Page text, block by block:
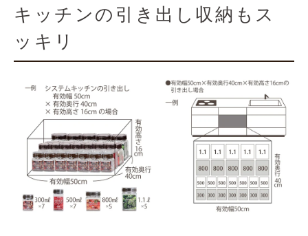
キッチンの引き出し収納もス
ッキリ